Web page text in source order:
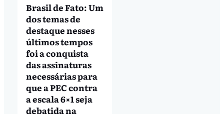
Brasil de Fato: Um
dos temas de
destaque nesses
últimos tempos
foi a conquista
das assinaturas
necessárias para
que a PEC contra
a escala 6×1 seja
debatida na